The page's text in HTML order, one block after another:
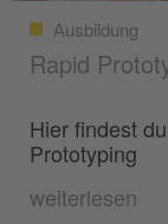
Ausbildung
Rapid
Hier findest
Prototyping
weiterlesen